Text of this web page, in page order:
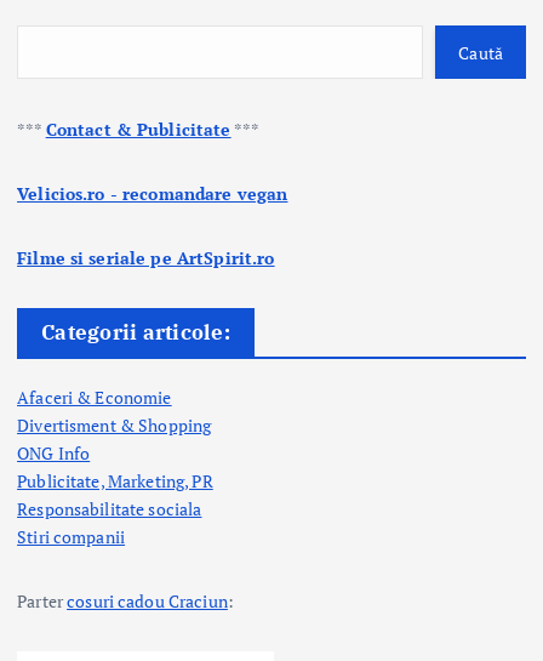
Caută
*** Contact & Publicitate ***
Velicios.ro - recomandare vegan
Filme si seriale pe ArtSpirit.ro
Categorii articole:
Afaceri & Economie
Divertisment & Shopping
ONG Info
Publicitate, Marketing, PR
Responsabilitate sociala
Stiri companii
Partercosuri cadou Craciun: